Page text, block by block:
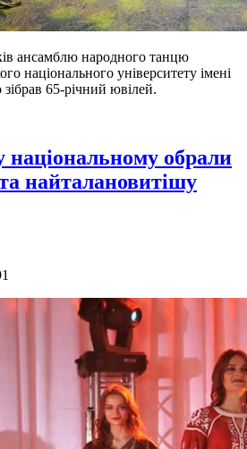
ансамблю народного танцю
національного університету імені
65-річний ювілей.
обрали
найталановитішу